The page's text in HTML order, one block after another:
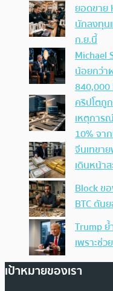
ยอดขาย
นักลงทุน
ก.ย.นี้
Michael
น้อยกว่า
840,000
คริปโตถู
เหตุการ
10% จา
จีนเทขา
เดินหน้า
Block ข
BTC ดัน
Trump
เพราะช่
เป้าหมายของเรา